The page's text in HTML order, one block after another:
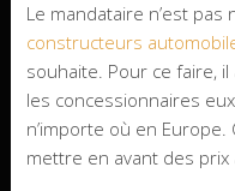
Le mandataire n’est
constructeurs
souhaite. Pour ce faire,
les concessionnaires
n’importe où en Europe.
mettre en avant des prix